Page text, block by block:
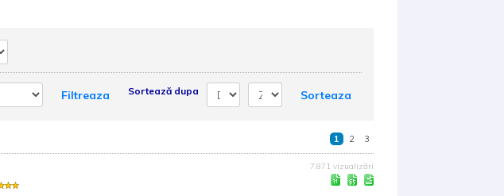
Filtreaza Sortează dupa Sorteaza
1 2 3
7.871 vizualizări